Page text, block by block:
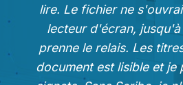
lire. Le fichier ne
lecteur d'écran,
prenne le relais. Les
document est lisible et je